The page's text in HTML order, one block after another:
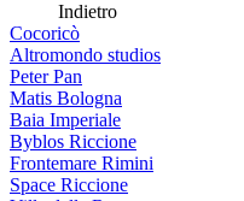
Indietro
Cocoricò
Altromondo studios
Peter Pan
Matis Bologna
Baia Imperiale
Byblos Riccione
Frontemare Rimini
Space Riccione